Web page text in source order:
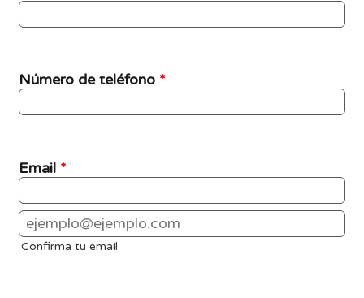
Número de teléfono *
Email *
Confirmation Email
Confirma tu email